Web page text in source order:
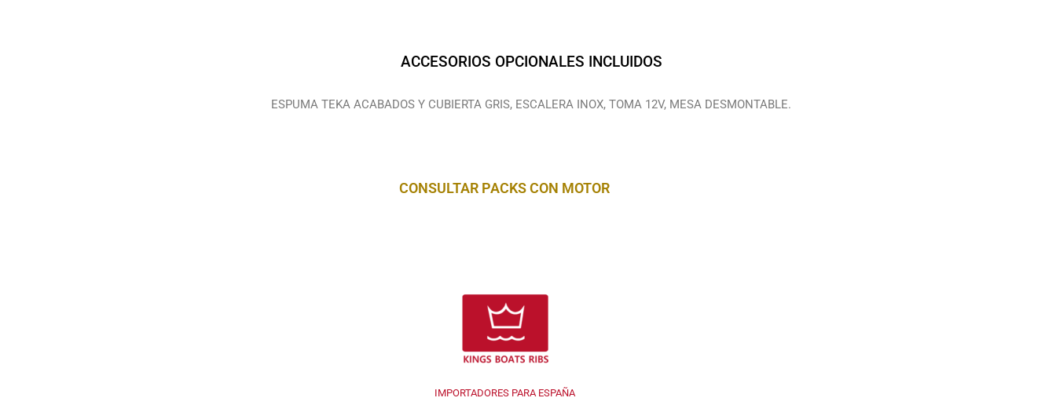
ACCESORIOS OPCIONALES INCLUIDOS
ESPUMA TEKA ACABADOS Y CUBIERTA GRIS, ESCALERA INOX, TOMA 12V, MESA DESMONTABLE.
CONSULTAR PACKS CON MOTOR
IMPORTADORES PARA ESPAÑA